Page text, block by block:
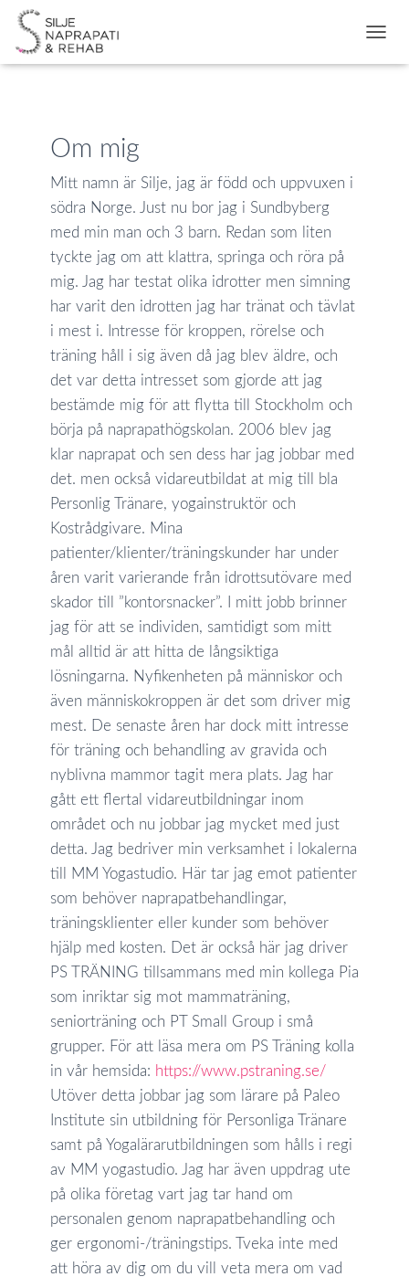
L
Om mig
Mitt namn är Silje, jag är född och uppvuxen i
södra Norge. Just nu bor jag i Sundbyberg
med min man och 3 barn. Redan som liten
tyckte jag om att klattra, springa och röra på
mig. Jag har testat olika idrotter men simning
har varit den idrotten jag har tränat och tävlat
i mest i. Intresse för kroppen, rörelse och
träning håll i sig även då jag blev äldre, och
det var detta intresset som gjorde att jag
bestämde mig för att flytta till Stockholm och
börja på naprapathögskolan. 2006 blev jag
klar naprapat och sen dess har jag jobbar med
det. men också vidareutbildat at mig till bla
Personlig Tränare, yogainstruktör och
Kostrådgivare. Mina
patienter/klienter/träningskunder har under
åren varit varierande från idrottsutövare med
skador till ”kontorsnacker”. I mitt jobb brinner
jag för att se individen, samtidigt som mitt
mål alltid är att hitta de långsiktiga
lösningarna. Nyfikenheten på människor och
även människokroppen är det som driver mig
mest. De senaste åren har dock mitt intresse
för träning och behandling av gravida och
nyblivna mammor tagit mera plats. Jag har
gått ett flertal vidareutbildningar inom
området och nu jobbar jag mycket med just
detta. Jag bedriver min verksamhet i lokalerna
till MM Yogastudio. Här tar jag emot patienter
som behöver naprapatbehandlingar,
träningsklienter eller kunder som behöver
hjälp med kosten. Det är också här jag driver
PS TRÄNING tillsammans med min kollega Pia
som inriktar sig mot mammaträning,
seniorträning och PT Small Group i små
grupper. För att läsa mera om PS Träning kolla
in vår hemsida: https://www.pstraning.se/
Utöver detta jobbar jag som lärare på Paleo
Institute sin utbildning för Personliga Tränare
samt på Yogalärarutbildningen som hålls i regi
av MM yogastudio. Jag har även uppdrag ute
på olika företag vart jag tar hand om
personalen genom naprapatbehandling och
ger ergonomi-/träningstips. Tveka inte med
att höra av dig om du vill veta mera om vad